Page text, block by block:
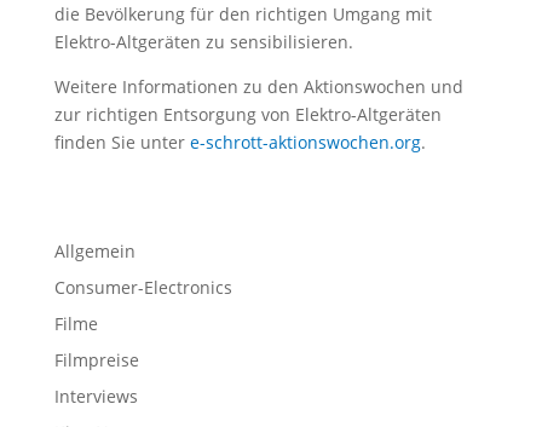
die Bevölkerung für den richtigen Umgang mit
Elektro-Altgeräten zu sensibilisieren.
Weitere Informationen zu den Aktionswochen und
zur richtigen Entsorgung von Elektro-Altgeräten
finden Sie unter e-schrott-aktionswochen.org.
Allgemein
Consumer-Electronics
Filme
Filmpreise
Interviews